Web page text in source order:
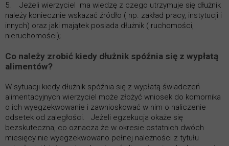
5. Jeżeli wierzyciel ma wiedzę z czego utrzymuje się dłużnik
należy koniecznie wskazać źródło ( np. zakład pracy, instytucji i
innych) oraz jaki majątek posiada dłużnik ( ruchomości,
nieruchomości);
Co należy zrobić kiedy dłużnik spóźnia się z wypłatą
alimentów?
W sytuacji kiedy dłużnik spóźnia się z wypłatą świadczeń
alimentacyjnych wierzyciel może złożyć wniosek do komornika
o ich wyegzekwowanie i zawnioskować w nim o naliczenie
odsetek od zaległości. Jeżeli egzekucja okaże się
bezskuteczna, co oznacza że w okresie ostatnich dwóch
miesięcy nie wyegzekwowano pełnej należności z tytułu